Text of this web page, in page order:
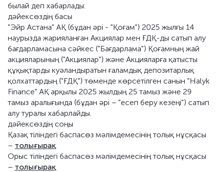
былай деп хабарлады:
дәйексөздің басы
"Эйр Астана" АҚ (бұдан әрі - "Қоғам") 2025 жылғы 14
наурызда жарияланған Акциялар мен ҒДҚ-ды сатып алу
бағдарламасына сәйкес ("Бағдарлама") Қоғамның жай
акцияларының ("Акциялар") және Акцияларға қатысты
құқықтарды куәландыратын ғаламдық депозитарлық
қолхаттардың ("ҒДҚ") төменде көрсетілген санын "Halyk
Finance" АҚ арқылы 2025 жылдың 25 тамыз және 29
тамыз аралығында (бұдан әрі – "есеп беру кезеңі") сатып
алу туралы хабарлайды.
дәйексөздің соңы
Қазақ тіліндегі баспасөз мәлімдемесінің толық нұсқасы
– толығырақ
Орыс тіліндегі баспасөз мәлімдемесінің толық нұсқасы
– толығырақ